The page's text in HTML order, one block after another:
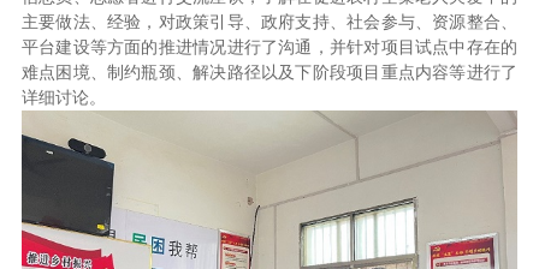
主要做法、经验，对政策引导、政府支持、社会参与、资源整合、
平台建设等方面的推进情况进行了沟通，并针对项目试点中存在的
难点困境、制约瓶颈、解决路径以及下阶段项目重点内容等进行了
详细讨论。